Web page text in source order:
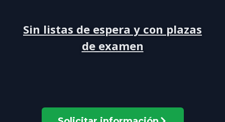
Sin listas de espera y con plazas
de examen